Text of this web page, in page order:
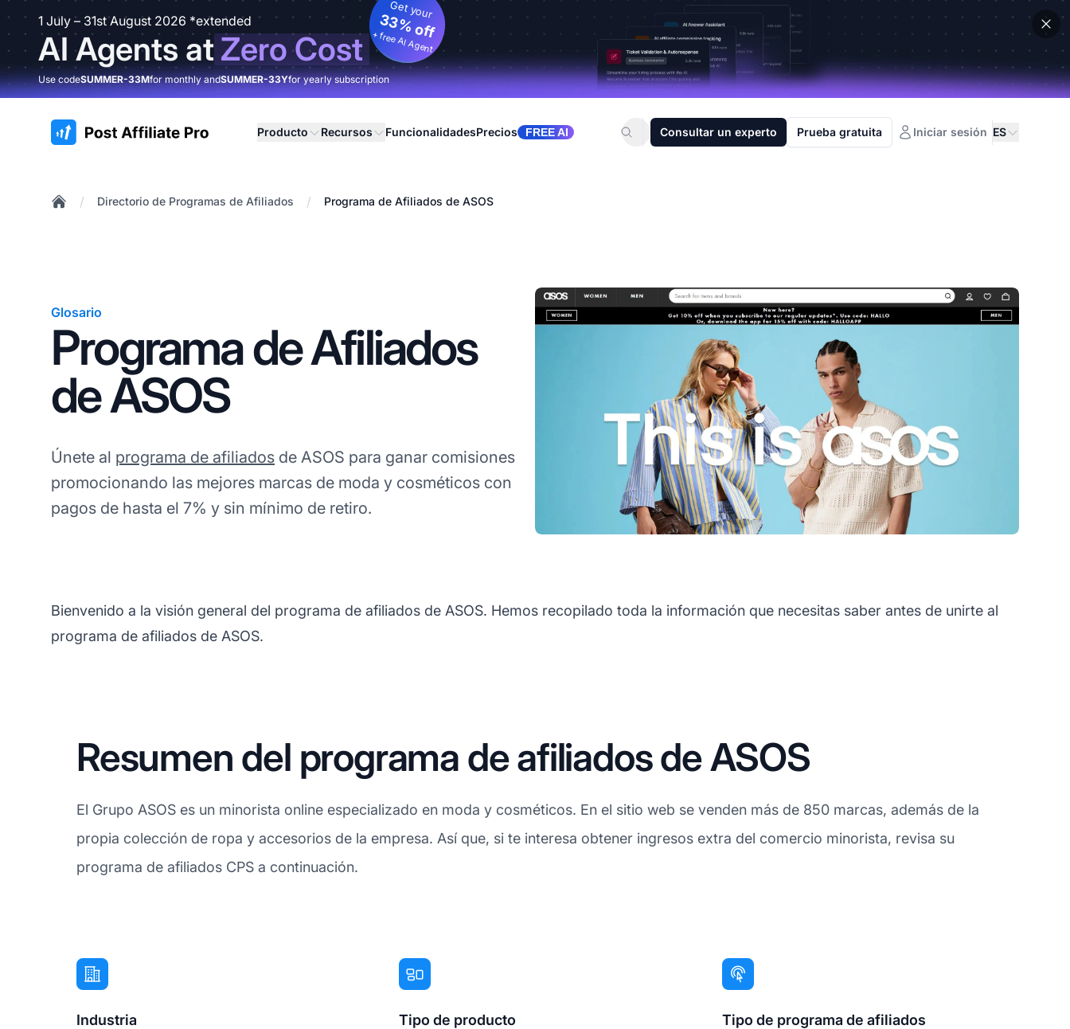
1 July – 31st August 2026 *extended
AI Agents atZero Cost
Get your
33% off
+ free AI Agent
Use codeSUMMER-33Mfor monthly andSUMMER-33Yfor yearly subscription
:site.title Producto Recursos FuncionalidadesPrecios FREE AI Consultar un experto Prueba gratuita Iniciar sesión ES
/ Directorio de Programas de Afiliados / Programa de Afiliados de ASOS
Glosario
Programa de Afiliados
de ASOS
Únete al programa de afiliados de ASOS para ganar comisiones
promocionando las mejores marcas de moda y cosméticos con
pagos de hasta el 7% y sin mínimo de retiro.
Bienvenido a la visión general del programa de afiliados de ASOS. Hemos recopilado toda la información que necesitas saber antes de unirte al
programa de afiliados de ASOS.
Resumen del programa de afiliados de ASOS
El Grupo ASOS es un minorista online especializado en moda y cosméticos. En el sitio web se venden más de 850 marcas, además de la
propia colección de ropa y accesorios de la empresa. Así que, si te interesa obtener ingresos extra del comercio minorista, revisa su
programa de afiliados CPS a continuación.
Industria Tipo de producto Tipo de programa de afiliados